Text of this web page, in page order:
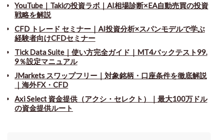
YouTube｜Takiの投資ラボ｜AI相場診断×EA自動売買の投資
戦略を解説
CFD トレード セミナー ｜ AI投資分析×スパンモデルで学ぶ
経験者向けCFDセミナー
Tick Data Suite ｜ 使い方完全ガイド｜MT4バックテスト99.
9％設定マニュアル
JMarkets スワップフリー ｜ 対象銘柄・口座条件を徹底解説
｜海外FX・CFD
Axi Select 資金提供（アクシ・セレクト）｜最大100万ドル
の資金提供ルート